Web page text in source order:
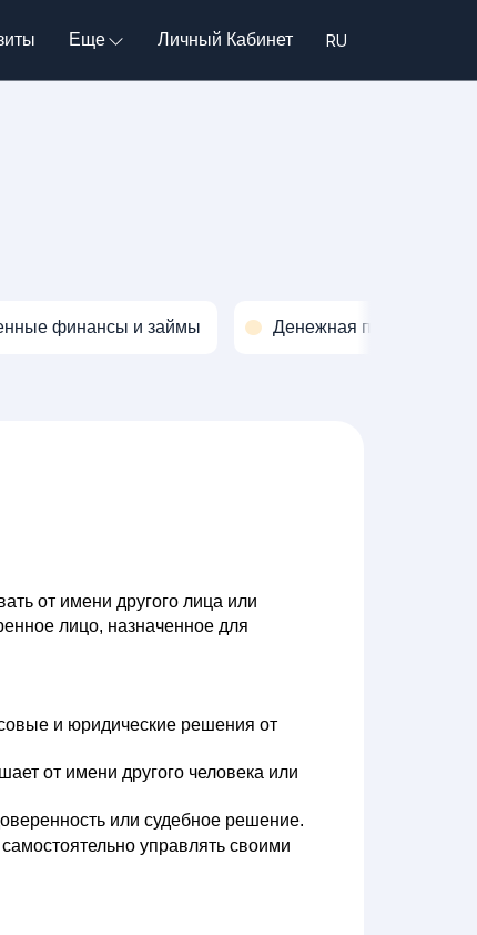
Еще Личный Кабинет
финансы и займы Денежная политика и
от имени другого лица или
лицо, назначенное для
и юридические решения от
от имени другого человека или
или судебное решение.
управлять своими